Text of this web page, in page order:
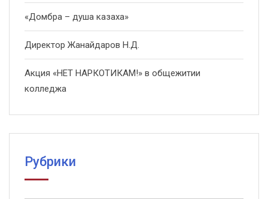
«Домбра – душа казаха»
Директор Жанайдаров Н.Д.
Акция «НЕТ НАРКОТИКАМ!» в общежитии
колледжа
Рубрики